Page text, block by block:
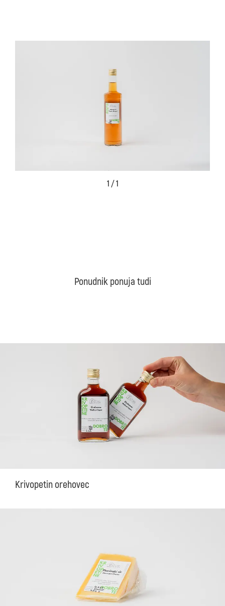
1 / 1
Ponudnik ponuja tudi
Krivopetin orehovec